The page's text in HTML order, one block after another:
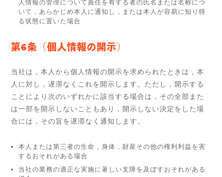
人情報の管理について責任を有する者の氏名または名称につ
いて，あらかじめ本人に通知し，または本人が容易に知り得
る状態に置いた場合
第6条（個人情報の開示）
当社は，本人から個人情報の開示を求められたときは，本
人に対し，遅滞なくこれを開示します。ただし，開示する
ことにより次のいずれかに該当する場合は，その全部また
は一部を開示しないこともあり，開示しない決定をした場
合には，その旨を遅滞なく通知します。
本人または第三者の生命，身体，財産その他の権利利益を害
するおそれがある場合
当社の業務の適正な実施に著しい支障を及ぼすおそれがある